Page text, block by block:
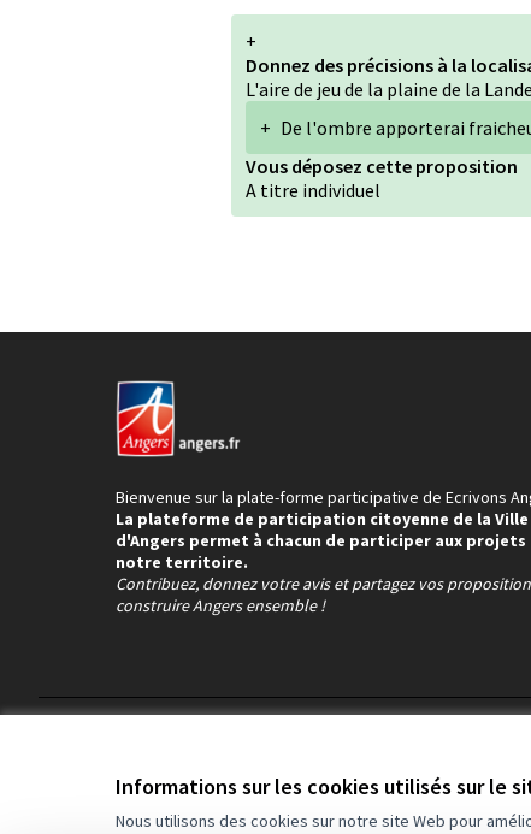
Informations sur les cookies utilisés sur le
Nous utilisons des cookies sur notre site Web pour
+
Donnez des précisions à la
L'aire de jeu de la plaine de la
+ De l'ombre apporterai
Vous déposez cette proposition
A titre individuel
Bienvenue sur la plate-forme participative de Ecrivons
La plateforme de participation citoyenne de la Ville
d'Angers permet à chacun de participer aux projets
notre territoire.
Contribuez, donnez votre avis et partagez vos
construire Angers ensemble !